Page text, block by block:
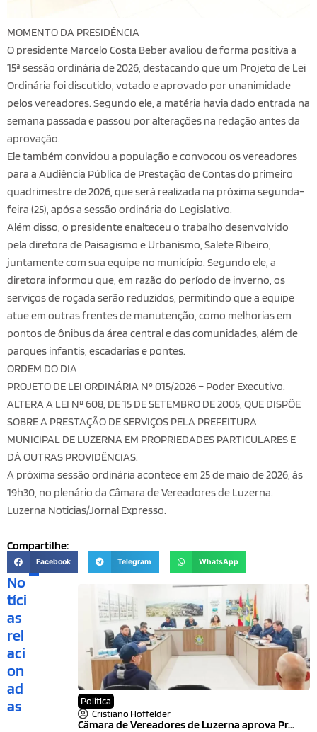
MOMENTO DA PRESIDÊNCIA
O presidente Marcelo Costa Beber avaliou de forma positiva a
15ª sessão ordinária de 2026, destacando que um Projeto de Lei
Ordinária foi discutido, votado e aprovado por unanimidade
pelos vereadores. Segundo ele, a matéria havia dado entrada na
semana passada e passou por alterações na redação antes da
aprovação.
Ele também convidou a população e convocou os vereadores
para a Audiência Pública de Prestação de Contas do primeiro
quadrimestre de 2026, que será realizada na próxima segunda-
feira (25), após a sessão ordinária do Legislativo.
Além disso, o presidente enalteceu o trabalho desenvolvido
pela diretora de Paisagismo e Urbanismo, Salete Ribeiro,
juntamente com sua equipe no município. Segundo ele, a
diretora informou que, em razão do período de inverno, os
serviços de roçada serão reduzidos, permitindo que a equipe
atue em outras frentes de manutenção, como melhorias em
pontos de ônibus da área central e das comunidades, além de
parques infantis, escadarias e pontes.
ORDEM DO DIA
PROJETO DE LEI ORDINÁRIA Nº 015/2026 – Poder Executivo.
ALTERA A LEI Nº 608, DE 15 DE SETEMBRO DE 2005, QUE DISPÕE
SOBRE A PRESTAÇÃO DE SERVIÇOS PELA PREFEITURA
MUNICIPAL DE LUZERNA EM PROPRIEDADES PARTICULARES E
DÁ OUTRAS PROVIDÊNCIAS.
A próxima sessão ordinária acontece em 25 de maio de 2026, às
19h30, no plenário da Câmara de Vereadores de Luzerna.
Luzerna Noticias/Jornal Expresso.
Compartilhe:
Facebook Telegram WhatsApp
No
tíci
as
rel
aci
on
ad
as
Política
Cristiano Hoffelder
Câmara de Vereadores de Luzerna aprova Pr...